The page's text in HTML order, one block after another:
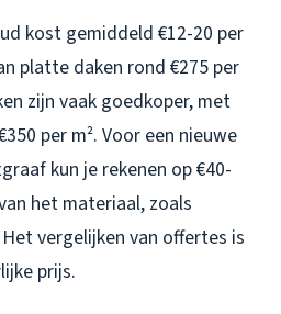
kost gemiddeld €12-20 per
platte daken rond €275 per
zijn vaak goedkoper, met
per m². Voor een nieuwe
kun je rekenen op €40-
het materiaal, zoals
vergelijken van offertes is
prijs.